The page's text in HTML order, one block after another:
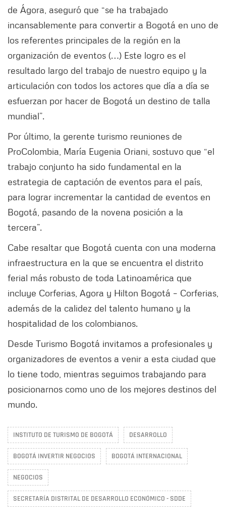
de Ágora, aseguró que “se ha trabajado
incansablemente para convertir a Bogotá en uno de
los referentes principales de la región en la
organización de eventos (…) Este logro es el
resultado largo del trabajo de nuestro equipo y la
articulación con todos los actores que día a día se
esfuerzan por hacer de Bogotá un destino de talla
mundial”.
Por último, la gerente turismo reuniones de
ProColombia, María Eugenia Oriani, sostuvo que “el
trabajo conjunto ha sido fundamental en la
estrategia de captación de eventos para el país,
para lograr incrementar la cantidad de eventos en
Bogotá, pasando de la novena posición a la
tercera”.
Cabe resaltar que Bogotá cuenta con una moderna
infraestructura en la que se encuentra el distrito
ferial más robusto de toda Latinoamérica que
incluye Corferias, Agora y Hilton Bogotá – Corferias,
además de la calidez del talento humano y la
hospitalidad de los colombianos.
Desde Turismo Bogotá invitamos a profesionales y
organizadores de eventos a venir a esta ciudad que
lo tiene todo, mientras seguimos trabajando para
posicionarnos como uno de los mejores destinos del
mundo.
INSTITUTO DE TURISMO DE BOGOTÁ DESARROLLO
BOGOTÁ INVERTIR NEGOCIOS BOGOTÁ INTERNACIONAL
NEGOCIOS
SECRETARÍA DISTRITAL DE DESARROLLO ECONÓMICO - SDDE